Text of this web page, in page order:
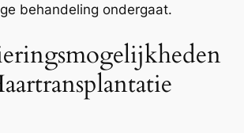
behandeling ondergaat.